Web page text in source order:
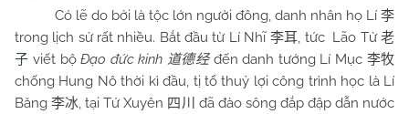
Có lẽ do bởi là tộc lớn người đông, danh nhân họ Lí 李
trong lịch sử rất nhiều. Bắt đầu từ Lí Nhĩ 李耳, tức Lão Tử老
子 viết bộĐạo đức kinh 道德经 đến danh tướng Lí Mục 李牧
chống Hung Nô thời kì đầu, tị tổ thuỷ lợi công trình học là Lí
Băng李冰, tại Tứ Xuyên 四川
đã đào sông đắp đập dẫn nước